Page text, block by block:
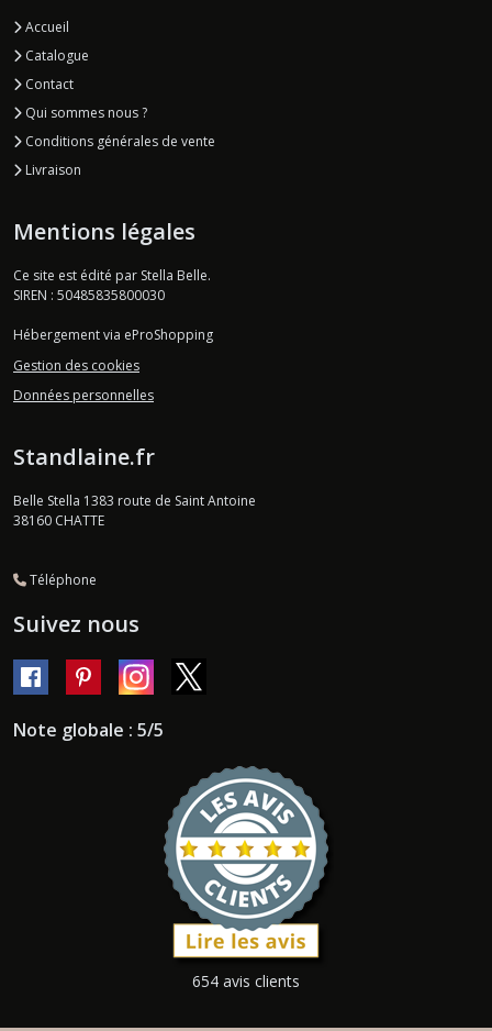
Accueil
Catalogue
Contact
Qui sommes nous ?
Conditions générales de vente
Livraison
Mentions légales
Ce site est édité par Stella Belle.
SIREN : 50485835800030
Hébergement via eProShopping
Gestion des cookies
Données personnelles
Standlaine.fr
Belle Stella 1383 route de Saint Antoine
38160 CHATTE
Téléphone
Suivez nous
Note globale : 5/5
654 avis clients